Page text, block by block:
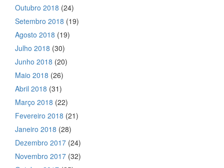
Outubro 2018 (24)
Setembro 2018 (19)
Agosto 2018 (19)
Julho 2018 (30)
Junho 2018 (20)
Maio 2018 (26)
Abril 2018 (31)
Março 2018 (22)
Fevereiro 2018 (21)
Janeiro 2018 (28)
Dezembro 2017 (24)
Novembro 2017 (32)